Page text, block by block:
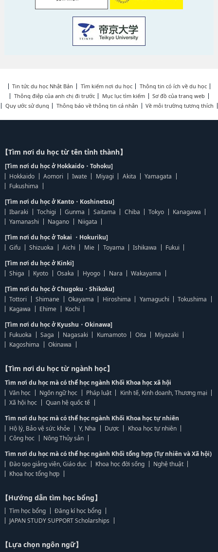
Tin tức du học Nhật Bản Tìm kiếm nơi du học
Thông tin có ích về du học
Thông điệp của anh chị đi trước
Mục lục tìm kiếm
Sơ đồ của trang web
Quy ước sử dụng
Thông báo về thông tin cá nhân Về môi trường tương thích
【Tìm nơi du học từ tên tỉnh thành】
[Tìm nơi du học ở Hokkaido・Tohoku]
Hokkaido
Aomori Iwate Miyagi Akita
Yamagata
Fukushima
[Tìm nơi du học ở Kanto・Koshinetsu]
Ibaraki
Tochigi Gunma Saitama Chiba Tokyo
Kanagawa
Yamanashi
Nagano
Niigata
[Tìm nơi du học ở Tokai ・Hokuriku]
Gifu
Shizuoka Aichi Mie Toyama Ishikawa
Fukui
[Tìm nơi du học ở Kinki]
Shiga
Kyoto Osaka Hyogo Nara
Wakayama
[Tìm nơi du học ở Chugoku・Shikoku]
Tottori
Shimane Okayama Hiroshima Yamaguchi
Tokushima
Kagawa
Ehime
Kochi
[Tìm nơi du học ở Kyushu・Okinawa]
Fukuoka
Saga Nagasaki Kumamoto Oita
Miyazaki
Kagoshima
Okinawa
【Tìm nơi du học từ ngành học】
Tìm nơi du học mà có thể học ngành Khối Khoa học xã hội
Văn học
Ngôn ngữ học Pháp luật
Kinh tế, Kinh doanh, Thương mại
Xã hội học
Quan hệ quốc tế
Tìm nơi du học mà có thể học ngành Khối Khoa học tự nhiên
Hộ lý, Bảo vệ sức khỏe
Y, Nha Dược
Khoa học tự nhiên
Công học
Nông Thủy sản
Tìm nơi du học mà có thể học ngành Khối tổng hợp (Tự nhiên và Xã hội)
Đào tạo giảng viên, Giáo dục
Khoa học đời sống
Nghệ thuật
Khoa học tổng hợp
【Hướng dẫn tìm học bổng】
Tìm học bổng
Đăng kí học bổng
JAPAN STUDY SUPPORT Scholarships
【Lựa chọn ngôn ngữ】